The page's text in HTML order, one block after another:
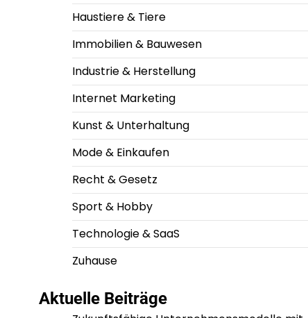
Haustiere & Tiere
Immobilien & Bauwesen
Industrie & Herstellung
Internet Marketing
Kunst & Unterhaltung
Mode & Einkaufen
Recht & Gesetz
Sport & Hobby
Technologie & SaaS
Zuhause
Aktuelle Beiträge